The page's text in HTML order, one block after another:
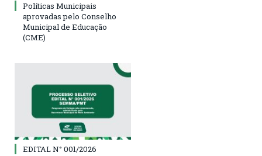
Políticas Municipais
aprovadas pelo Conselho
Municipal de Educação
(CME)
EDITAL N° 001/2026